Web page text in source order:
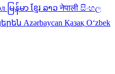
မြန်မာ ខ្មែរ ລາວनेपाली සිංහල
Azərbaycan Қазақ Oʻzbek